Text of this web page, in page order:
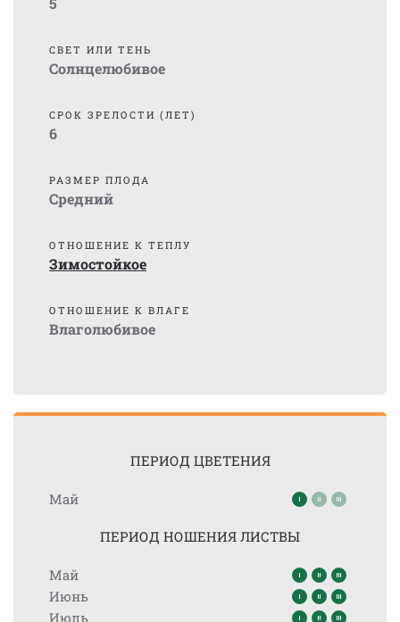
СВЕТ ИЛИ ТЕНЬ
Солнцелюбивое
СРОК ЗРЕЛОСТИ (ЛЕТ)
6
РАЗМЕР ПЛОДА
Средний
ОТНОШЕНИЕ К ТЕПЛУ
Зимостойкое
ОТНОШЕНИЕ К ВЛАГЕ
Влаголюбивое
ПЕРИОД ЦВЕТЕНИЯ
Май
ПЕРИОД НОШЕНИЯ ЛИСТВЫ
Май
Июнь
Июль